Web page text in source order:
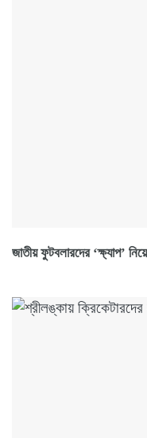
জাতীয় ফুটবলারদের ‘ক্ষ্যাপ’